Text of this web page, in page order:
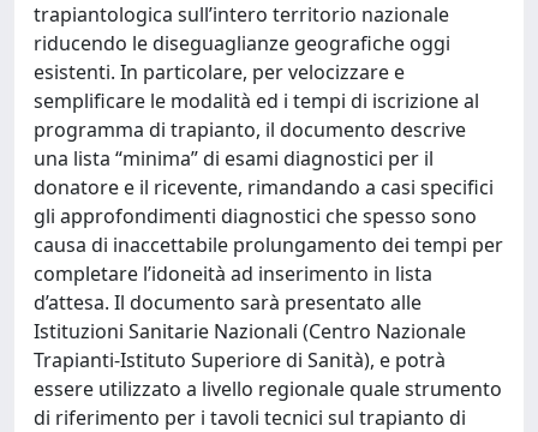
trapiantologica sull’intero territorio nazionale
riducendo le diseguaglianze geografiche oggi
esistenti. In particolare, per velocizzare e
semplificare le modalità ed i tempi di iscrizione al
programma di trapianto, il documento descrive
una lista “minima” di esami diagnostici per il
donatore e il ricevente, rimandando a casi specifici
gli approfondimenti diagnostici che spesso sono
causa di inaccettabile prolungamento dei tempi per
completare l’idoneità ad inserimento in lista
d’attesa. Il documento sarà presentato alle
Istituzioni Sanitarie Nazionali (Centro Nazionale
Trapianti-Istituto Superiore di Sanità), e potrà
essere utilizzato a livello regionale quale strumento
di riferimento per i tavoli tecnici sul trapianto di